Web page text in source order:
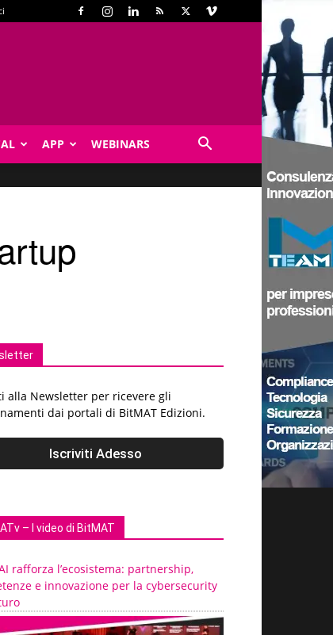
APP WEBINARS
alla Newsletter per ricevere gli
dai portali di BitMAT Edizioni.
– I video di BitMAT
rafforza l’ecosistema: partnership,
e innovazione per la cybersecurity